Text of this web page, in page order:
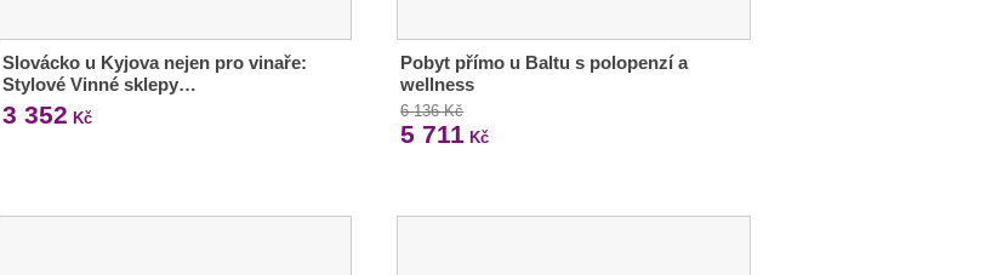
Slovácko u Kyjova nejen pro vinaře:
Stylové Vinné sklepy…
3 352 Kč
Pobyt přímo u Baltu s polopenzí a
wellness
6 136 Kč
5 711 Kč